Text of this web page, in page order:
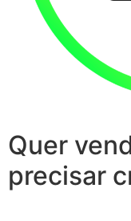
Quer
precisar